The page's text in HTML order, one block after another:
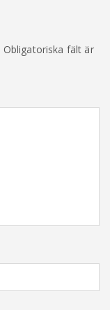
Obligatoriska fält är